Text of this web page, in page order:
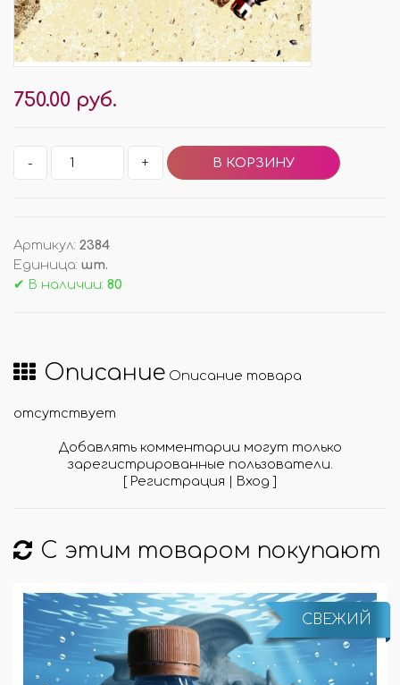
750.00 руб.
- +
Артикул: 2384
Единица: шт.
✔ В наличии: 80
Описание Описание товара
отсутствует
Добавлять комментарии могут только
зарегистрированные пользователи.
[ Регистрация | Вход ]
С этим товаром покупают
СВЕЖИЙ